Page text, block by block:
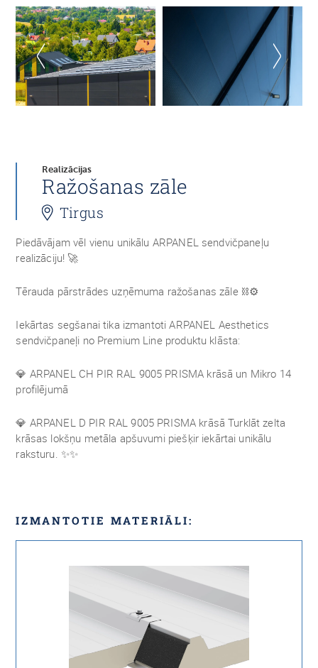
Realizācijas
Ražošanas zāle
Tirgus
Piedāvājam vēl vienu unikālu ARPANEL sendvičpaneļu
realizāciju! 🚀
Tērauda pārstrādes uzņēmuma ražošanas zāle ⛓️⚙️
Iekārtas segšanai tika izmantoti ARPANEL Aesthetics
sendvičpaneļi no Premium Line produktu klāsta:
💎 ARPANEL CH PIR RAL 9005 PRISMA krāsā un Mikro 14
profilējumā
💎 ARPANEL D PIR RAL 9005 PRISMA krāsāTurklāt zelta
krāsas lokšņu metāla apšuvumi piešķir iekārtai unikālu
raksturu. ✨✨
IZMANTOTIE MATERIĀLI: